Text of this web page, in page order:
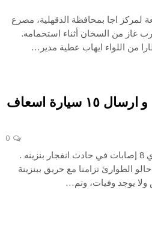
لمركز اجا بمحافظة الدقهلية، مصرع
غاز من السخان أثناء استحمامه.
من اللواء ايهاب عطية مدير…
صحة الدقهلية : رفع حالة الطوارئ و ارسال ١٥ سيارة اسعاف
.
الطوارئ تزامنا مع حريق ببنزينة
…